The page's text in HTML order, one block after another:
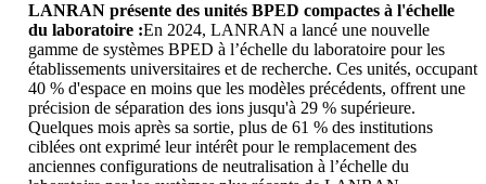
LANRAN présente des unités BPED compactes à l'échelle
du laboratoire :En 2024, LANRAN a lancé une nouvelle
gamme de systèmes BPED à l’échelle du laboratoire pour les
établissements universitaires et de recherche. Ces unités, occupant
40 % d'espace en moins que les modèles précédents, offrent une
précision de séparation des ions jusqu'à 29 % supérieure.
Quelques mois après sa sortie, plus de 61 % des institutions
ciblées ont exprimé leur intérêt pour le remplacement des
anciennes configurations de neutralisation à l’échelle du